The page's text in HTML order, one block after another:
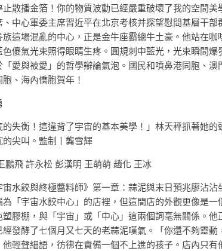
止散播金箔！你的物質波動已經嚴重破壞了我的空間美
中心軍委主席習近平在北京考核并探望慰問基層干部
族這場混亂的中心，正是金牛座霸總牛土豪。他站在咖
傻氣光束照得眼睛生疼。圓規刺中藍光，光束瞬間爆
「愛與被愛」的哲學辯論氣泡。國民和噴鼻港同胞、澳
、海內僑胞賀年！
的失衡！這違背了宇宙的基本美學！」林天秤抓著她的
的尖叫。監制丨龔雪輝
鵬飛 許永松 彭漢明 王萌萌 趙化 王冰
水餃與終極醬料師》第一章：蒜泥與末日預兆廖沾沾
「宇宙水餃中心」的店裡，但這間店的外觀更像是一
膠棚，與「宇宙」或「中心」這兩個詞毫無關係。他
發酵了七個月又七天的老蒜泥嘆氣。「你還不夠靈動
輕聲細語，彷彿在責備一個不上進的孩子。店內只有